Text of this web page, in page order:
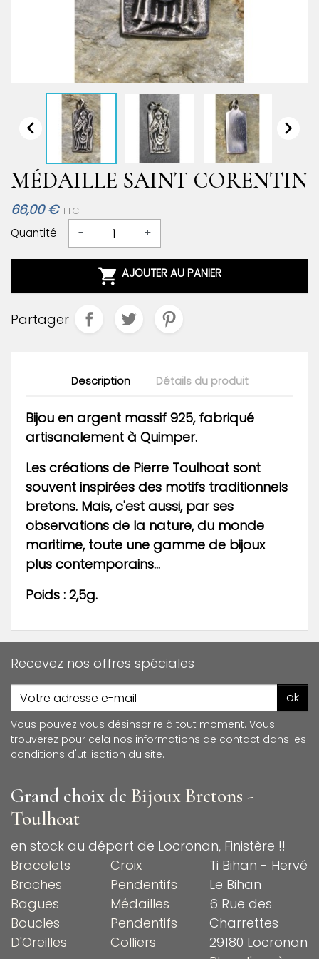
 
MÉDAILLE SAINT CORENTIN
66,00 € TTC
Quantité - +
 AJOUTER AU PANIER
Partager
Description Détails du produit
Bijou en argent massif 925, fabriqué
artisanalement à Quimper.
Les créations de Pierre Toulhoat sont
souvent inspirées des motifs traditionnels
bretons. Mais, c'est aussi, par ses
observations de la nature, du monde
maritime, toute une gamme de bijoux
plus contemporains...
Poids : 2,5g.
Recevez nos offres spéciales
ok
Vous pouvez vous désinscrire à tout moment. Vous
trouverez pour cela nos informations de contact dans les
conditions d'utilisation du site.
Grand choix de Bijoux Bretons -
Toulhoat
en stock au départ de Locronan, Finistère !!
Bracelets
Broches
Bagues
Boucles
D'Oreilles
Croix
Pendentifs
Médailles
Pendentifs
Colliers
Ti Bihan - Hervé
Le Bihan
6 Rue des
Charrettes
29180 Locronan